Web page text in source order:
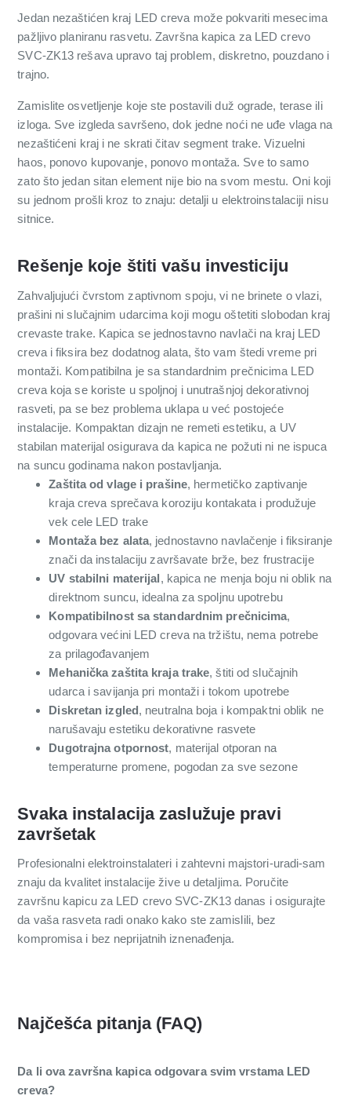
Jedan nezaštićen kraj LED creva može pokvariti mesecima
pažljivo planiranu rasvetu. Završna kapica za LED crevo
SVC-ZK13 rešava upravo taj problem, diskretno, pouzdano i
trajno.
Zamislite osvetljenje koje ste postavili duž ograde, terase ili
izloga. Sve izgleda savršeno, dok jedne noći ne uđe vlaga na
nezaštićeni kraj i ne skrati čitav segment trake. Vizuelni
haos, ponovo kupovanje, ponovo montaža. Sve to samo
zato što jedan sitan element nije bio na svom mestu. Oni koji
su jednom prošli kroz to znaju: detalji u elektroinstalaciji nisu
sitnice.
Rešenje koje štiti vašu investiciju
Zahvaljujući čvrstom zaptivnom spoju, vi ne brinete o vlazi,
prašini ni slučajnim udarcima koji mogu oštetiti slobodan kraj
crevaste trake. Kapica se jednostavno navlači na kraj LED
creva i fiksira bez dodatnog alata, što vam štedi vreme pri
montaži. Kompatibilna je sa standardnim prečnicima LED
creva koja se koriste u spoljnoj i unutrašnjoj dekorativnoj
rasveti, pa se bez problema uklapa u već postojeće
instalacije. Kompaktan dizajn ne remeti estetiku, a UV
stabilan materijal osigurava da kapica ne požuti ni ne ispuca
na suncu godinama nakon postavljanja.
Zaštita od vlage i prašine, hermetičko zaptivanje
kraja creva sprečava koroziju kontakata i produžuje
vek cele LED trake
Montaža bez alata, jednostavno navlačenje i fiksiranje
znači da instalaciju završavate brže, bez frustracije
UV stabilni materijal, kapica ne menja boju ni oblik na
direktnom suncu, idealna za spoljnu upotrebu
Kompatibilnost sa standardnim prečnicima,
odgovara većini LED creva na tržištu, nema potrebe
za prilagođavanjem
Mehanička zaštita kraja trake, štiti od slučajnih
udarca i savijanja pri montaži i tokom upotrebe
Diskretan izgled, neutralna boja i kompaktni oblik ne
narušavaju estetiku dekorativne rasvete
Dugotrajna otpornost, materijal otporan na
temperaturne promene, pogodan za sve sezone
Svaka instalacija zaslužuje pravi
završetak
Profesionalni elektroinstalateri i zahtevni majstori-uradi-sam
znaju da kvalitet instalacije žive u detaljima. Poručite
završnu kapicu za LED crevo SVC-ZK13 danas i osigurajte
da vaša rasveta radi onako kako ste zamislili, bez
kompromisa i bez neprijatnih iznenađenja.
Najčešća pitanja (FAQ)
Da li ova završna kapica odgovara svim vrstama LED
creva?